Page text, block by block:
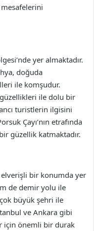
yer almaktadır.
doğuda
ile komşudur.
ile dolu bir
turistlerin ilgisini
Çayı’nın etrafında
güzellik katmaktadır.
elverişli bir konumda yer
de demir yolu ile
büyük şehri ile
ve Ankara gibi
için önemli bir durak